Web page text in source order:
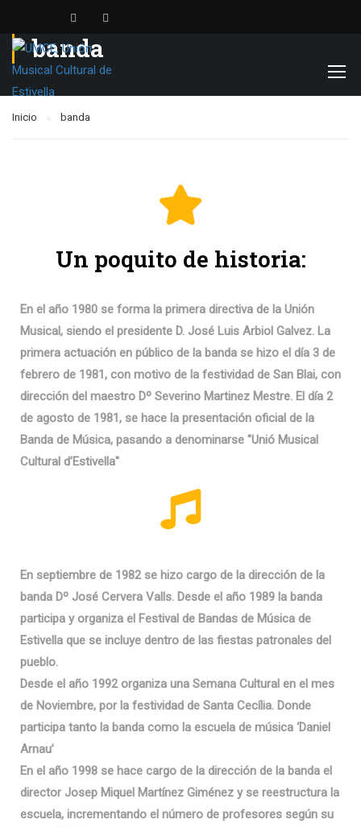
banda
Inicio banda
Un poquito de historia:
En el año 1980 se forma la primera directiva de la Unión
Musical, siendo el presidente D. José Luis Arbiol Galvez. La
primera actuación en público de la banda se hizo el día 3 de
febrero de 1981, con motivo de la festividad de San Blai, con
dirección del maestro Dº Severino Martinez Mestre. El día 2
de agosto de 1981, se hace la presentación oficial de la
Banda de Música, pasando a denominarse "Unió Musical
Cultural d’Estivella"
En septiembre de 1982 se hizo cargo de la dirección de la
banda Dº José Cervera Valls. Desde el año 1989 la banda
participa y organiza el Festival de Bandas de Música de
Estivella que se incluye dentro de las fiestas patronales del
pueblo.
Desde el año 1992 organiza una Semana Cultural en el mes
de Noviembre, por la festividad de Santa Cecília. Donde
participa tanto la banda como la escuela de música ‘Daniel
Arnau’
En el año 1998 se hace cargo de la dirección de la banda el
director Josep Miquel Martínez Giménez y se reestructura la
escuela, incrementando el número de profesores según su